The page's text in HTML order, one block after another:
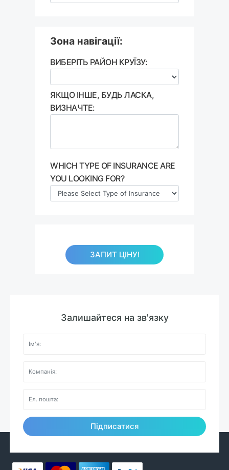
Зона навігації:
ВИБЕРІТЬ РАЙОН КРУЇЗУ:
ЯКЩО ІНШЕ, БУДЬ ЛАСКА,
ВИЗНАЧТЕ:
WHICH TYPE OF INSURANCE ARE
YOU LOOKING FOR?
ЗАПИТ ЦІНУ!
Залишайтеся на зв'язку
Підписатися